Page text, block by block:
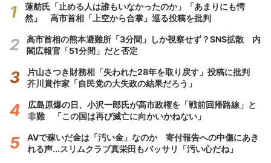
蓮舫氏「止める人は誰もいなかったのか」「あまりにも愕
然」 高市首相「上空から合掌」巡る投稿を批判
高市首相の熊本避難所「3分間」しか視察せず？SNS拡散 内
閣広報官「51分間」だと否定
片山さつき財務相「失われた28年を取り戻す」投稿に批判
芥川賞作家「自民党の大失政の結果だろう」
広島原爆の日、小沢一郎氏が高市政権を「戦前回帰路線」と
非難 「この国は再び滅亡に向かいかねない」
AVで稼いだ金は「汚い金」なのか 寄付報告への中傷にあき
れる声...スリムクラブ真栄田もバッサリ「汚い心だね」